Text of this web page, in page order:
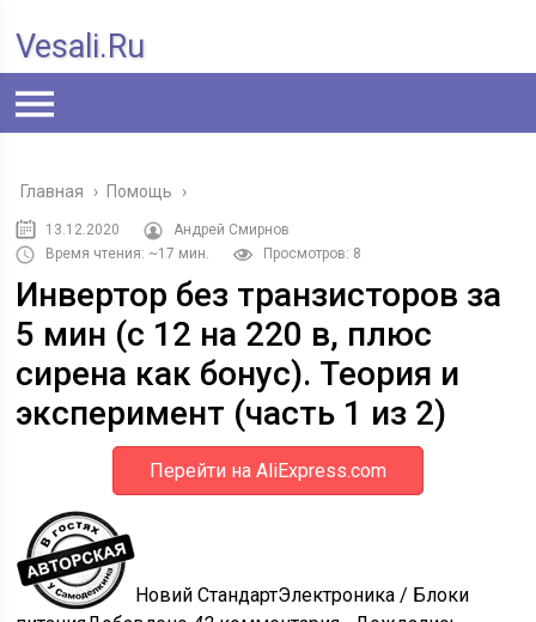
Vesali.ru
Главная › Помощь ›
13.12.2020
Андрей Смирнов
Время чтения: ~17 мин.
Просмотров: 8
Инвертор без транзисторов за
5 мин (с 12 на 220 в, плюс
сирена как бонус). Теория и
эксперимент (часть 1 из 2)
Перейти на AliExpress.com
Новий СтандартЭлектроника / Блоки